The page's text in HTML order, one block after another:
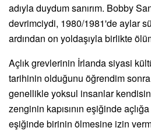
adıyla duydum sanırım. Bobby
devrimciydi, 1980/1981'de aylar
ardından on yoldaşıyla birlikte
Açlık grevlerinin İrlanda siyasi
tarihinin olduğunu öğrendim
genellikle yoksul insanlar
zenginin kapısının eşiğinde açlığa
eşiğinde birinin ölmesine izin